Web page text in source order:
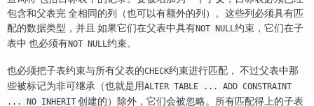
包含和父表完 全相同的列（也可以有额外的列）。这些列必须具有匹
配的数据类型，并且 如果它们在父表中具有NOT NULL约束，它们在子
表中 也必须有NOT NULL约束。
也必须把子表约束与所有父表的CHECK约束进行匹配， 不过父表中那
些被标记为非可继承（也就是用ALTER TABLE ... ADD CONSTRAINT
... NO INHERIT 创建的）除外，它们会被忽略。所有匹配得上的子表